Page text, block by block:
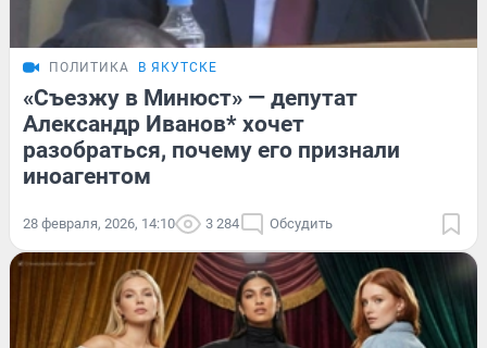
ПОЛИТИКА В ЯКУТСКЕ
«Съезжу в Минюст» — депутат
Александр Иванов* хочет
разобраться, почему его признали
иноагентом
28 февраля, 2026, 14:10 3 284 Обсудить